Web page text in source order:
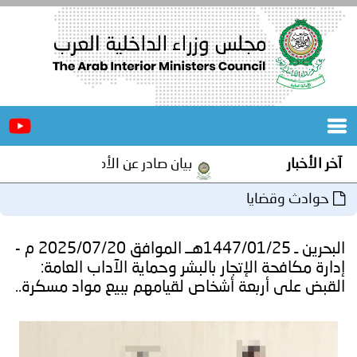
الرئيسية
المجلس
مؤتمرات
و
جهود
آخر الأخبار بيان صادر عن الأمانة العامة لمجلس
حوادث وقضايا
البحرين ـ 1447/01/25هــ الموافق 2025/07/20 م -
إدارة مكافحة الإتجار بالبشر وحماية الآداب العامة:
القبض على أربعة أشخاص لقيامهم ببيع مواد مسكرة..